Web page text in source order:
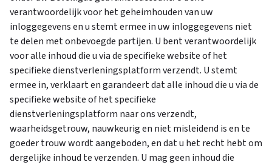
verantwoordelijk voor het geheimhouden van uw
inloggegevens en u stemt ermee in uw inloggegevens niet
te delen met onbevoegde partijen. U bent verantwoordelijk
voor alle inhoud die u via de specifieke website of het
specifieke dienstverleningsplatform verzendt. U stemt
ermee in, verklaart en garandeert dat alle inhoud die u via de
specifieke website of het specifieke
dienstverleningsplatform naar ons verzendt,
waarheidsgetrouw, nauwkeurig en niet misleidend is en te
goeder trouw wordt aangeboden, en dat u het recht hebt om
dergelijke inhoud te verzenden. U mag geen inhoud die